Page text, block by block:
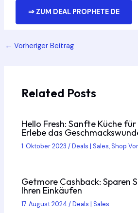
⇒ ZUM DEAL PROPHETE DE
Post
← Vorheriger Beitrag
Related Posts
Hello Fresh: Sanfte Küche für
Erlebe das
1. Oktober 2023/Deals | Sales,Shop
Getmore Cashback: Sparen
Ihren Einkäufen
17. August 2024/Deals | Sales